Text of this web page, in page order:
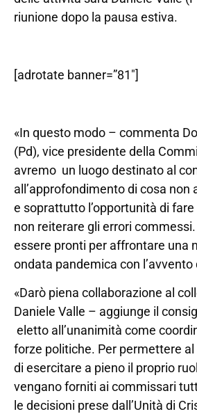
riunione dopo la pausa estiva.
[adrotate banner=”81″]
«In questo modo – commenta
(Pd), vice presidente della
avremo un luogo destinato al
all’approfondimento di cosa non
e soprattutto l’opportunità di
non reiterare gli errori
essere pronti per affrontare una
ondata pandemica con l’avvento
«Darò piena collaborazione al
Daniele Valle – aggiunge il
eletto all’unanimità come
forze politiche. Per permettere
di esercitare a pieno il proprio
vengano forniti ai commissari
le decisioni prese dall’Unità di